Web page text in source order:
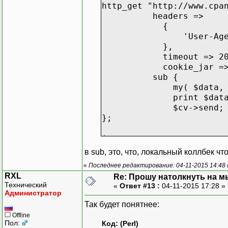
http_get "http://
headers =>
{
'User-Agent' =>
},
timeout =>
cookie_jar =>
sub {
my( $data,
print
$cv->send;
};
$cv->recv;
в sub, это, что, локальный коллбек
« Последнее редактирование: 04-11-2015
RXL
Технический
Администратор
Offline
Пол:
Re: Прошу натолкнуть на
« Ответ #13 : 04-11-2015 17:28 »
Так будет понятнее:
Код: (Perl)